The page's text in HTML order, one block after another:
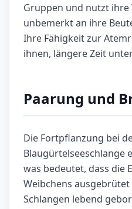
Gruppen und nutzt ihre
unbemerkt an ihre
Ihre Fähigkeit zur
ihnen, längere Zeit
Paarung und
Die Fortpflanzung bei
Blaugürtelseeschlange
was bedeutet, dass die
Weibchens
Schlangen lebend